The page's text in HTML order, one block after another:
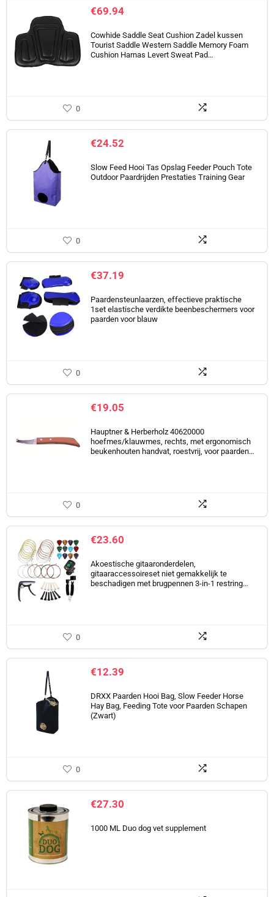
€69.94
Cowhide Saddle Seat Cushion Zadel kussen
Tourist Saddle Western Saddle Memory Foam
Cushion Harnas Levert Sweat Pad…
0
€24.52
Slow Feed Hooi Tas Opslag Feeder Pouch Tote
Outdoor Paardrijden Prestaties Training Gear
0
€37.19
Paardensteunlaarzen, effectieve praktische
1set elastische verdikte beenbeschermers voor
paarden voor blauw
0
€19.05
Hauptner & Herberholz 40620000
hoefmes/klauwmes, rechts, met ergonomisch
beukenhouten handvat, roestvrij, voor paarden…
0
€23.60
Akoestische gitaaronderdelen,
gitaaraccessoireset niet gemakkelijk te
beschadigen met brugpennen 3-in-1 restring…
0
€12.39
DRXX Paarden Hooi Bag, Slow Feeder Horse
Hay Bag, Feeding Tote voor Paarden Schapen
(Zwart)
0
€27.30
1000 ML Duo dog vet supplement